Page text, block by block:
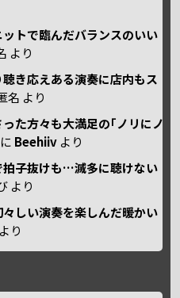
トで臨んだバランスのいい
より
き応えある演奏に店内もス
名 より
た方々も大満足の｢ノリにノ
に Beehiiv より
子抜けも…滅多に聴けない
より
しい演奏を楽しんだ暖かい
より